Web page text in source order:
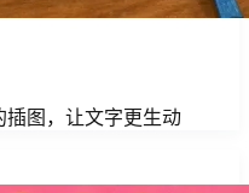
图，让文字更生动